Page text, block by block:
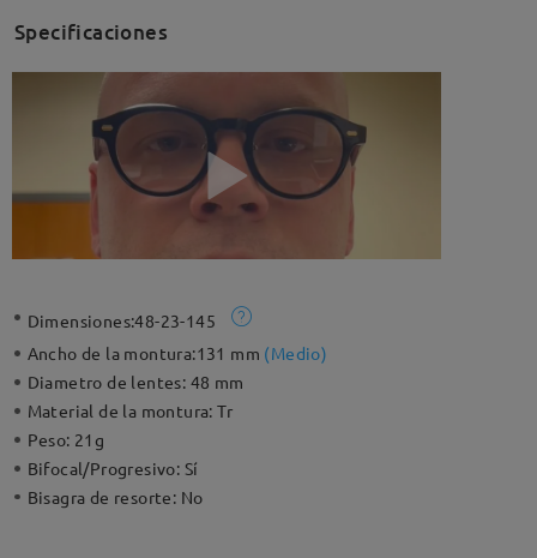
Specificaciones
Dimensiones:48-23-145
Ancho de la montura:131 mm (Medio)
Diametro de lentes: 48 mm
Material de la montura:Tr
Peso: 21g
Bifocal/Progresivo: Sí
Bisagra de resorte: No